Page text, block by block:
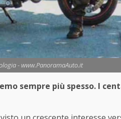
- www.PanoramaAuto.it
sempre più spesso. I